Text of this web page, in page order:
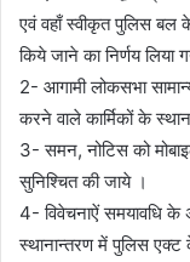
एवं वहाँ स्वीकृत पुलिस
किये जाने का निर्णय लिया
2- आगामी लोकसभा
करने वाले कार्मिकों के
3- समन, नोटिस को
सुनिश्चित की जाये ।
4- विवेचनाऐं समयावधि के
स्थानान्तरण में पुलिस एक्ट